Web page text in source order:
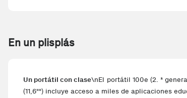
En un plisplás
Un portátil con clase\nEl portátil 100e (2. ª
(11,6"") incluye acceso a miles de aplicaciones